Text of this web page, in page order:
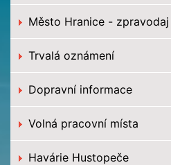
Město Hranice - zpravodaj
Trvalá oznámení
Dopravní informace
Volná pracovní místa
Havárie Hustopeče